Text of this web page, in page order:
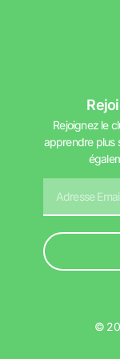
Rejoignez le
apprendre plus
©